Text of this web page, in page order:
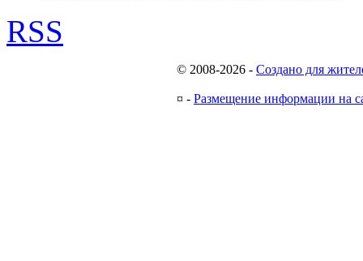
RSS
© 2008-2026 - Создано для
¤ - Размещение информации на